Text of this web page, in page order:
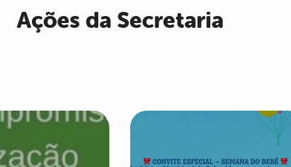
Ações da Secretaria